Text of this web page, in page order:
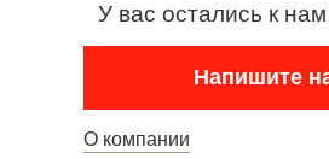
У вас остались к
Напишите
О компании